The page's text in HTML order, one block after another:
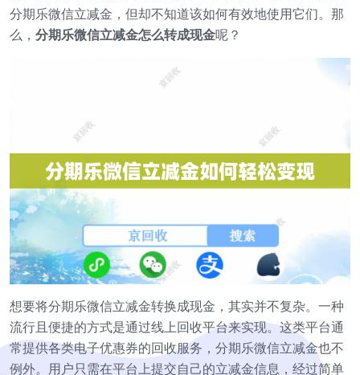
分期乐微信立减金，但却不知道该如何有效地使用它们。那
么， 分期乐微信立减金怎么转成现金呢？
想要将分期乐微信立减金转换成现金，其实并不复杂。一种
流行且便捷的方式是通过线上回收平台来实现。这类平台通
常提供各类电子优惠券的回收服务，分期乐微信立减金也不
例外。用户只需在平台上提交自己的立减金信息，经过简单